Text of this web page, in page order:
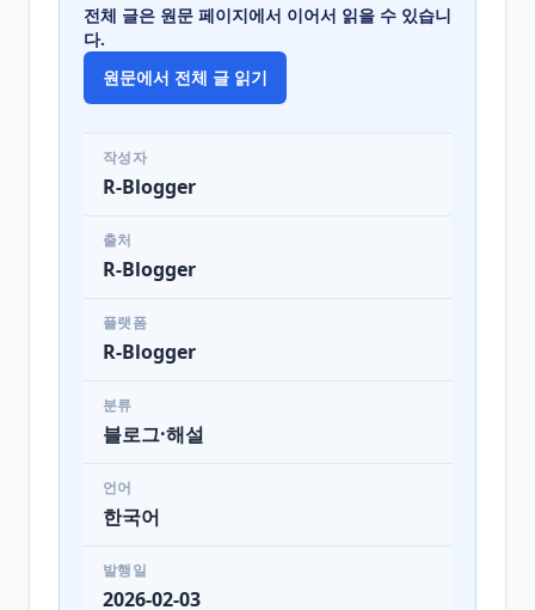
전체 글은 원문 페이지에서 이어서 읽을 수 있습니
다.
원문에서 전체 글 읽기
작성자
R-Blogger
출처
R-Blogger
플랫폼
R-Blogger
분류
블로그·해설
언어
한국어
발행일
2026-02-03